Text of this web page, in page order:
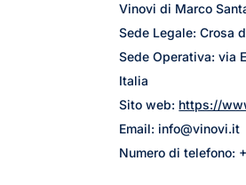
Vinovi di Marco
Sede Legale: Crosa
Sede Operativa: via
Italia
Sito web: https://
Email:info@vinovi.it
Numero di telefono: